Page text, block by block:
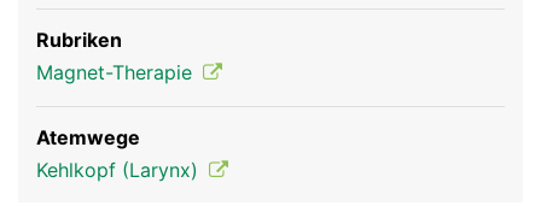
Rubriken
Magnet-Therapie
Atemwege
Kehlkopf (Larynx)